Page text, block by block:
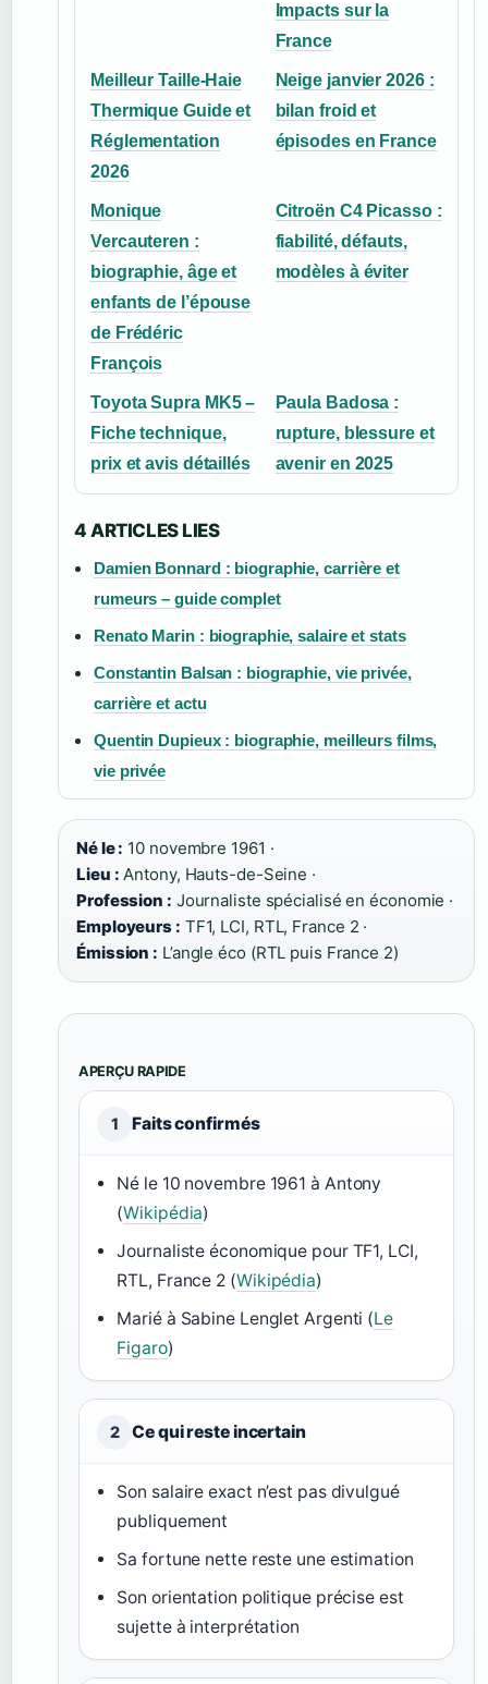
Impacts sur la
France
Meilleur Taille-Haie
Thermique Guide et
Réglementation
2026
Neige janvier 2026 :
bilan froid et
épisodes en France
Monique
Vercauteren :
biographie, âge et
enfants de l’épouse
de Frédéric
François
Citroën C4 Picasso :
fiabilité, défauts,
modèles à éviter
Toyota Supra MK5 –
Fiche technique,
prix et avis détaillés
Paula Badosa :
rupture, blessure et
avenir en 2025
4 ARTICLES LIES
Damien Bonnard : biographie, carrière et
rumeurs – guide complet
Renato Marin : biographie, salaire et stats
Constantin Balsan : biographie, vie privée,
carrière et actu
Quentin Dupieux : biographie, meilleurs films,
vie privée
Né le : 10 novembre 1961 ·
Lieu : Antony, Hauts-de-Seine ·
Profession : Journaliste spécialisé en économie ·
Employeurs : TF1, LCI, RTL, France 2 ·
Émission : L’angle éco (RTL puis France 2)
APERÇU RAPIDE
1 Faits confirmés
Né le 10 novembre 1961 à Antony
(Wikipédia)
Journaliste économique pour TF1, LCI,
RTL, France 2 (Wikipédia)
Marié à Sabine Lenglet Argenti (Le
Figaro)
2 Ce qui reste incertain
Son salaire exact n’est pas divulgué
publiquement
Sa fortune nette reste une estimation
Son orientation politique précise est
sujette à interprétation